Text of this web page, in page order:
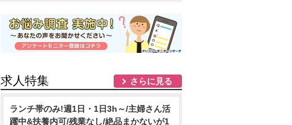
求人特集 さらに見る
ランチ帯のみ!週1日・1日3h～/主婦さん活
躍中&扶養内可/残業なし/絶品まかないが1